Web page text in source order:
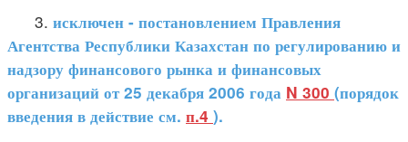
3. исключен - постановлением Правления
Агентства Республики Казахстан по регулированию и
надзору финансового рынка и финансовых
организаций от 25 декабря 2006 года N 300 (порядок
введения в действие см. п.4 ).